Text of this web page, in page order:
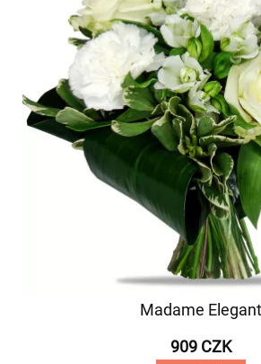
Madame Elegant
909 CZK